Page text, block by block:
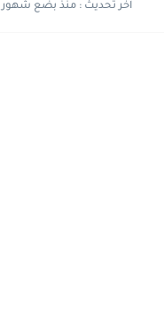
اخر تحديث :منذ بضع شهور